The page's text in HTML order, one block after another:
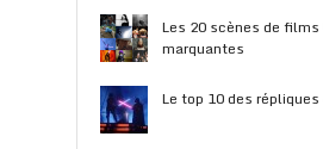
Les 20 scènes de
marquantes
Le top 10 des